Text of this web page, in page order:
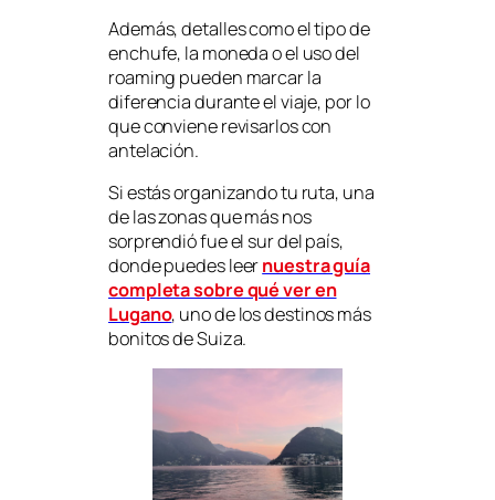
Además, detalles como el tipo de
enchufe, la moneda o el uso del
roaming pueden marcar la
diferencia durante el viaje, por lo
que conviene revisarlos con
antelación.
Si estás organizando tu ruta, una
de las zonas que más nos
sorprendió fue el sur del país,
donde puedes leernuestra guía
completa sobre qué ver en
Lugano, uno de los destinos más
bonitos de Suiza.